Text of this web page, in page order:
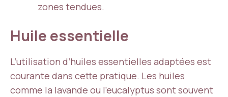
zones tendues.
Huile essentielle
L’utilisation d’huiles essentielles adaptées est
courante dans cette pratique. Les huiles
comme la lavande ou l’eucalyptus sont souvent